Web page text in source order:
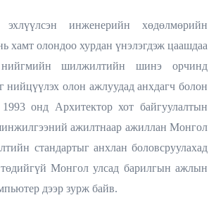
инженерийн хөдөлмөрийн
хамт олондоо хурдан үнэлэгдэж цаашдаа
шилжилтийн шинэ орчинд
нийцүүлэх олон ажлуудад анхдагч болон
онд Архитектор хот байгуулалтын
ажилтнаар ажиллан Монгол
стандартыг анхлан боловсруулахад
Монгол улсад барилгын ажлын
дээр зурж байв.